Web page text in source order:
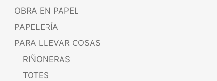
OBRA EN PAPEL
PAPELERÍA
PARA LLEVAR COSAS
RIÑONERAS
TOTES